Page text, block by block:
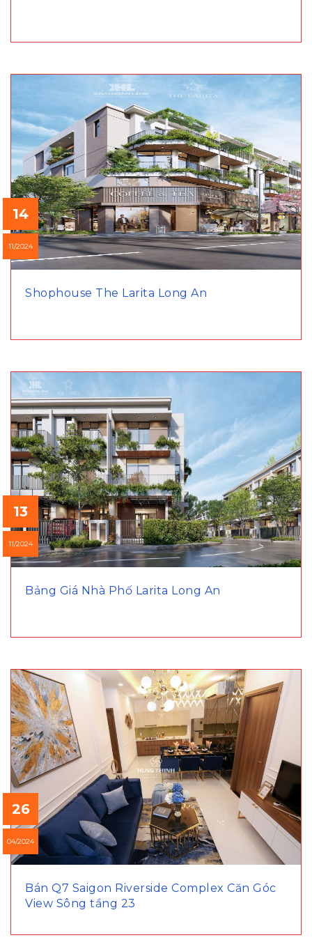
14
11/2024
Shophouse The Larita Long An
13
11/2024
Bảng Giá Nhà Phố Larita Long An
26
04/2024
Bán Q7 Saigon Riverside Complex Căn Góc
View Sông tầng 23